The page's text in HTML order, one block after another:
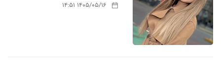
۱۴۰۵/۰۵/۱۶ ۱۴:۵۱